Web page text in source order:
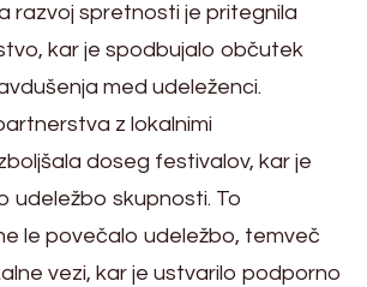
razvoj spretnosti je pritegnila
kar je spodbujalo občutek
med udeleženci.
z lokalnimi
doseg festivalov, kar je
udeležbo skupnosti. To
le povečalo udeležbo, temveč
vezi, kar je ustvarilo podporno